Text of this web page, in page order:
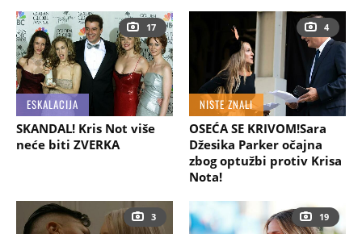
17
ESKALACIJA
SKANDAL! Kris Not više
neće biti ZVERKA
4
NISTE ZNALI
OSEĆA SE KRIVOM!Sara
Džesika Parker očajna
zbog optužbi protiv Krisa
Nota!
3 19